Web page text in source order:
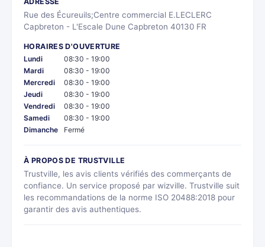
Rue des Écureuils;Centre commercial E.LECLERC
Capbreton - L'Escale Dune Capbreton 40130 FR
HORAIRES D'OUVERTURE
Lundi
08:30 - 19:00
Mardi
08:30 - 19:00
Mercredi
08:30 - 19:00
Jeudi
08:30 - 19:00
Vendredi
08:30 - 19:00
Samedi
08:30 - 19:00
Dimanche
Fermé
À PROPOS DE TRUSTVILLE
Trustville, les avis clients vérifiés des commerçants de
confiance. Un service proposé par wizville. Trustville suit
les recommandations de la norme ISO 20488:2018 pour
garantir des avis authentiques.